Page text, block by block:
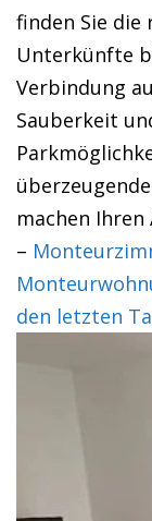
finden Sie
Unterkünfte
Verbindung
Sauberkeit
machen
–
den letzten